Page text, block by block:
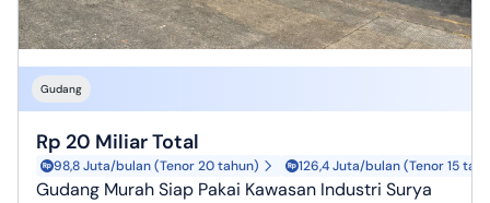
Gudang
Rp 20 Miliar Total
98,8 Juta/bulan (Tenor 20 tahun) 126,4 Juta/bulan (Tenor 15
Gudang Murah Siap Pakai Kawasan Industri Surya